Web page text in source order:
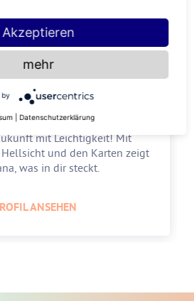
Kerscher
5.0
mit Leichtigkeit! Mit
und den Karten zeigt
was in dir steckt.
ANSEHEN
Akzeptieren
mehr
by
Datenschutzerklärung